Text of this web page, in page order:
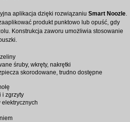
aplikacja dzięki rozwiązaniu Smart Noozle.
produkt punktowo lub opuść, gdy
Konstrukcja zaworu umożliwia stosowanie
śruby, wkręty, nakrętki
skorodowane, trudno dostępne
i zgrzyty